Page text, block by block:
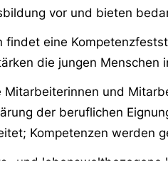
vor und bieten
findet eine
die jungen Menschen
Mitarbeiterinnen und
der beruflichen
Kompetenzen werden
und lebensweltbezogene